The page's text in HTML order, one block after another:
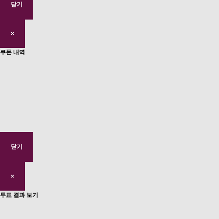
닫기
×
쿠폰 내역
닫기
×
투표 결과 보기